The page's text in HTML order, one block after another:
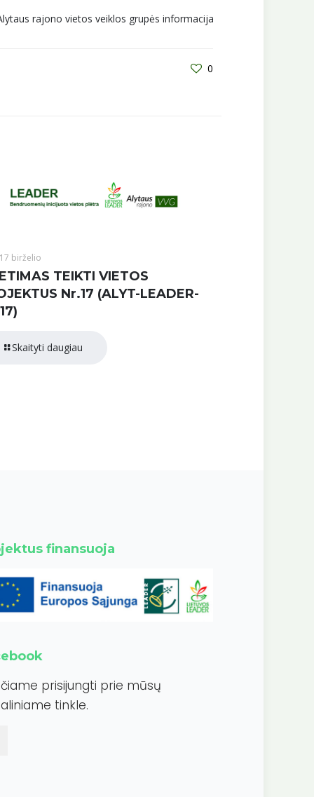
rajono vietos veiklos grupės informacija
0
birželio
TEIKTI VIETOS
Nr.17 (ALYT-LEADER-
Skaityti daugiau
finansuoja
prisijungti prie mūsų
tinkle.